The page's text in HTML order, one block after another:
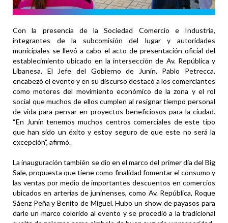
Con la presencia de la Sociedad Comercio e Industria,
integrantes de la subcomisión del lugar y autoridades
municipales se llevó a cabo el acto de presentación oficial del
establecimiento ubicado en la intersección de Av. República y
Libanesa. El Jefe del Gobierno de Junín, Pablo Petrecca,
encabezó el evento y en su discurso destacó a los comerciantes
como motores del movimiento económico de la zona y el rol
social que muchos de ellos cumplen al resignar tiempo personal
de vida para pensar en proyectos beneficiosos para la ciudad.
“En Junín tenemos muchos centros comerciales de este tipo
que han sido un éxito y estoy seguro de que este no será la
excepción”, afirmó.
La inauguración también se dio en el marco del primer día del Big
Sale, propuesta que tiene como finalidad fomentar el consumo y
las ventas por medio de importantes descuentos en comercios
ubicados en arterias de juninenses, como Av. República, Roque
Sáenz Peña y Benito de Miguel. Hubo un show de payasos para
darle un marco colorido al evento y se procedió a la tradicional